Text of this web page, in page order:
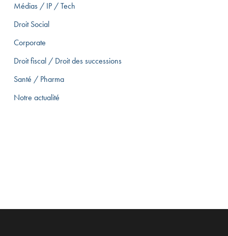
Médias / IP / Tech
Droit Social
Corporate
Droit fiscal / Droit des successions
Santé / Pharma
Notre actualité